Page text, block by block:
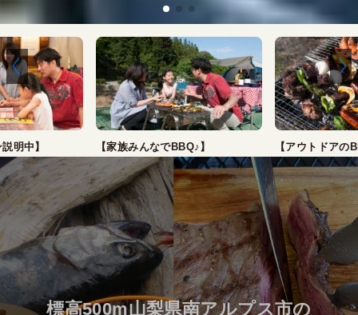
】 【アウトドアのBBQは最高～】 【フライフィッ
標高500m山梨県南アルプス市の